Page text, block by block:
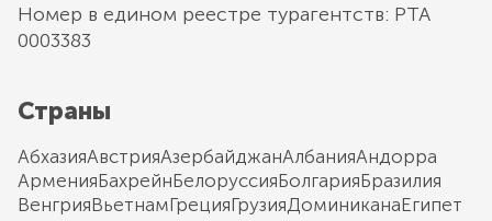
Номер в едином реестре турагентств: РТА
0003383
Страны
АбхазияАвстрияАзербайджанАлбанияАндорра
АрменияБахрейнБелоруссияБолгарияБразилия
ВенгрияВьетнамГрецияГрузияДоминиканаЕгипет